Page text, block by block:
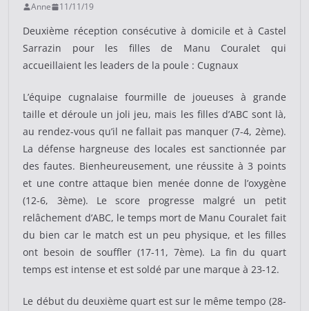
Anne 11/11/19
Deuxième réception consécutive à domicile et à Castel
Sarrazin pour les filles de Manu Couralet qui
accueillaient les leaders de la poule : Cugnaux
L’équipe cugnalaise fourmille de joueuses à grande
taille et déroule un joli jeu, mais les filles d’ABC sont là,
au rendez-vous qu’il ne fallait pas manquer (7-4, 2ème).
La défense hargneuse des locales est sanctionnée par
des fautes. Bienheureusement, une réussite à 3 points
et une contre attaque bien menée donne de l’oxygène
(12-6, 3ème). Le score progresse malgré un petit
relâchement d’ABC, le temps mort de Manu Couralet fait
du bien car le match est un peu physique, et les filles
ont besoin de souffler (17-11, 7ème). La fin du quart
temps est intense et est soldé par une marque à 23-12.
Le début du deuxième quart est sur le même tempo (28-